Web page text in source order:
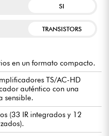
SI
TRANSISTORS
en un formato compacto.
TS/AC-HD
auténtico con una
sensible.
(33 IR integrados y 12